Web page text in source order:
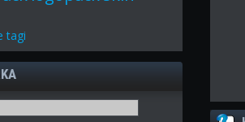
tagi